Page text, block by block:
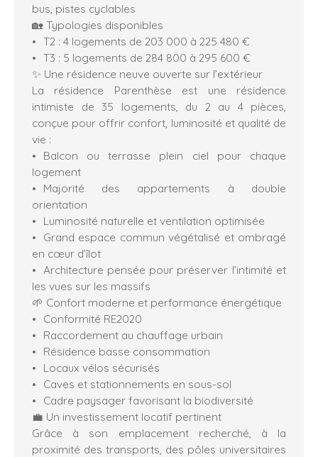
bus, pistes cyclables
🏡 Typologies disponibles
T2 : 4 logements de 203 000 à 225 480 €
T3 : 5 logements de 284 800 à 295 600 €
✨ Une résidence neuve ouverte sur l’extérieur
La résidence Parenthèse est une résidence
intimiste de 35 logements, du 2 au 4 pièces,
conçue pour offrir confort, luminosité et qualité de
vie :
Balcon ou terrasse plein ciel pour chaque
logement
Majorité des appartements à double
orientation
Luminosité naturelle et ventilation optimisée
Grand espace commun végétalisé et ombragé
en cœur d’îlot
Architecture pensée pour préserver l’intimité et
les vues sur les massifs
🌱 Confort moderne et performance énergétique
Conformité RE2020
Raccordement au chauffage urbain
Résidence basse consommation
Locaux vélos sécurisés
Caves et stationnements en sous-sol
Cadre paysager favorisant la biodiversité
💼 Un investissement locatif pertinent
Grâce à son emplacement recherché, à la
proximité des transports, des pôles universitaires